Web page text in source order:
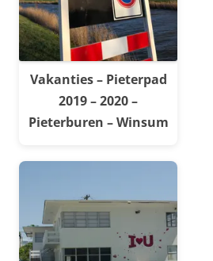
Vakanties – Pieterpad
2019 – 2020 –
Pieterburen – Winsum